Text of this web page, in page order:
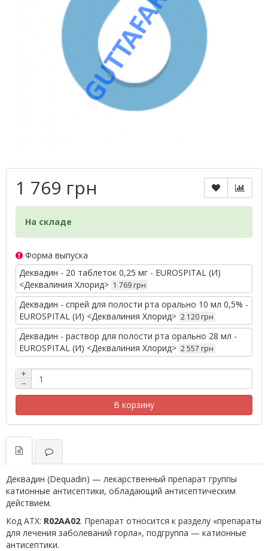
1 769 грн
На складе
Форма выпуска
Деквадин - 20 таблеток 0,25 мг - EUROSPITAL (И)
<Деквалиния Хлорид> 1 769 грн
Деквадин - спрей для полости рта орально 10 мл 0,5% -
EUROSPITAL (И) <Деквалиния Хлорид> 2 120 грн
Деквадин - раствор для полости рта орально 28 мл -
EUROSPITAL (И) <Деквалиния Хлорид> 2 557 грн
+
−
В корзину
Деквадин (Dequadin) — лекарственный препарат группы
катионные антисептики, обладающий антисептическим
действием.
Код АТХ: R02AA02. Препарат относится к разделу «препараты
для лечения заболеваний горла», подгруппа — катионные
антисептики.